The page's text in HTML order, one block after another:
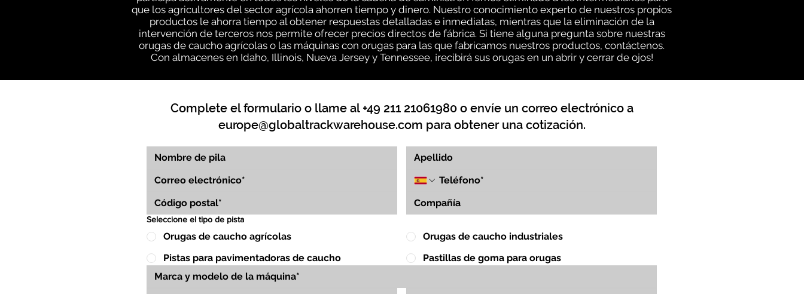
que los agricultores del sector agrícola ahorren tiempo y dinero. Nuestro conocimiento experto de nuestros propios
productos le ahorra tiempo al obtener respuestas detalladas e inmediatas, mientras que la eliminación de la
intervención de terceros nos permite ofrecer precios directos de fábrica. Si tiene alguna pregunta sobre nuestras
orugas de caucho agrícolas o las máquinas con orugas para las que fabricamos nuestros productos, contáctenos.
Con almacenes en Idaho, Illinois, Nueva Jersey y Tennessee, ¡recibirá sus orugas en un abrir y cerrar de ojos!
Complete el formulario o llame al +49 211 21061980 o envíe un correo electrónico a
europe@globaltrackwarehouse.com para obtener una cotización.
Seleccione el tipo de pista
Orugas de caucho agrícolas
Orugas de caucho industriales
Pistas para pavimentadoras de caucho
Pastillas de goma para orugas